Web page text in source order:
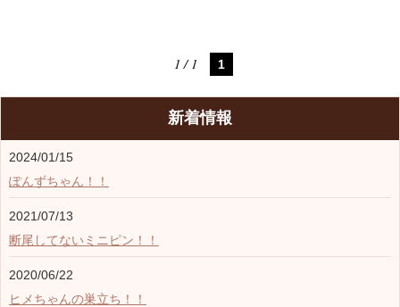
1 / 1 1
新着情報
2024/01/15
ぽんずちゃん！！
2021/07/13
断尾してないミニピン！！
2020/06/22
ヒメちゃんの巣立ち！！